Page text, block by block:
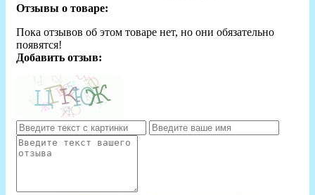
Отзывы о товаре:
Пока отзывов об этом товаре нет, но они обязательно
появятся!
Добавить отзыв: